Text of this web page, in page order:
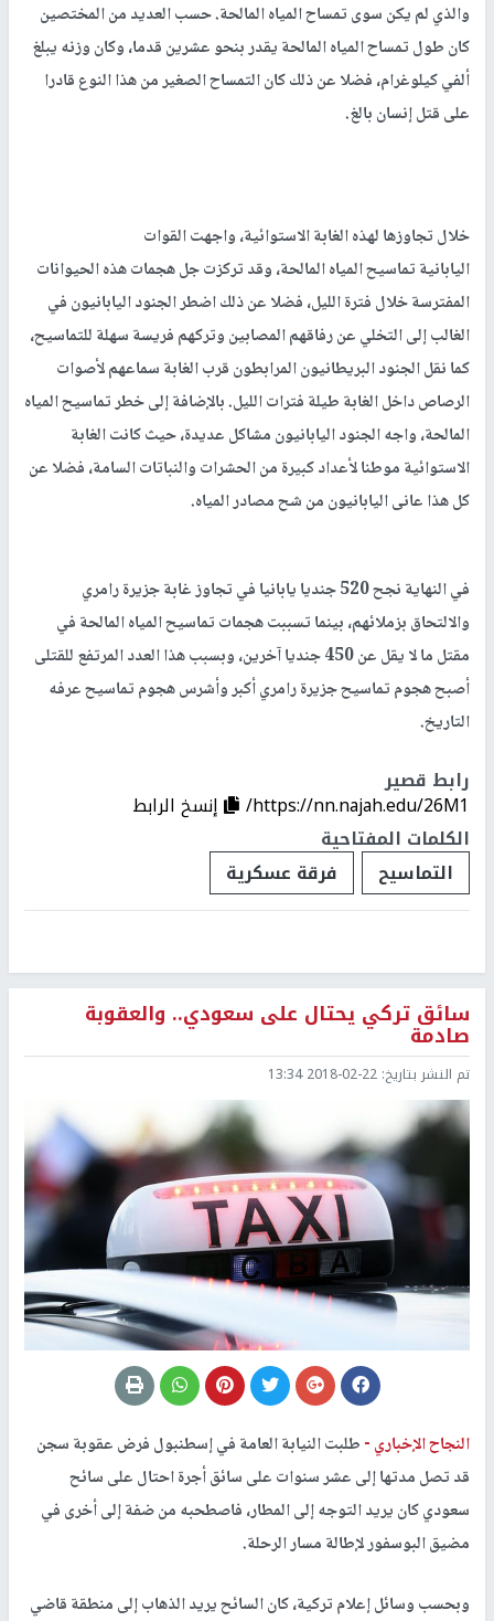
والذي لم يكن سوى تمساح المياه المالحة. حسب العديد من المختصين
كان طول تمساح المياه المالحة يقدر بنحو عشرين قدما، وكان وزنه يبلغ
ألفي كيلوغرام، فضلا عن ذلك كان التمساح الصغير من هذا النوع قادرا
على قتل إنسان بالغ.
خلال تجاوزها لهذه الغابة الاستوائية، واجهت القوات
اليابانية تماسيح المياه المالحة، وقد تركزت جل هجمات هذه الحيوانات
المفترسة خلال فترة الليل، فضلا عن ذلك اضطر الجنود اليابانيون في
الغالب إلى التخلي عن رفاقهم المصابين وتركهم فريسة سهلة للتماسيح،
كما نقل الجنود البريطانيون المرابطون قرب الغابة سماعهم لأصوات
الرصاص داخل الغابة طيلة فترات الليل. بالإضافة إلى خطر تماسيح المياه
المالحة، واجه الجنود اليابانيون مشاكل عديدة، حيث كانت الغابة
الاستوائية موطنا لأعداد كبيرة من الحشرات والنباتات السامة، فضلا عن
كل هذا عانى اليابانيون من شح مصادر المياه.
في النهاية نجح 520 جنديا يابانيا في تجاوز غابة جزيرة رامري
والالتحاق بزملائهم، بينما تسببت هجمات تماسيح المياه المالحة في
مقتل ما لا يقل عن 450 جنديا آخرين، وبسبب هذا العدد المرتفع للقتلى
أصبح هجوم تماسيح جزيرة رامري أكبر وأشرس هجوم تماسيح عرفه
التاريخ.
رابط قصير
https://nn.najah.edu/26M1/
إنسخ الرابط
الكلمات المفتاحية
التماسيح
فرقة عسكرية
سائق تركي يحتال على سعودي.. والعقوبة
صادمة
تم النشر بتاريخ: 2018-02-22 13:34
النجاح الإخباري -طلبت النيابة العامة في إسطنبول فرض عقوبة سجن
قد تصل مدتها إلى عشر سنوات على سائق أجرة احتال على سائح
سعودي كان يريد التوجه إلى المطار، فاصطحبه من ضفة إلى أخرى في
مضيق البوسفور لإطالة مسار الرحلة.
وبحسب وسائل إعلام تركية، كان السائح يريد الذهاب إلى منطقة قاضي